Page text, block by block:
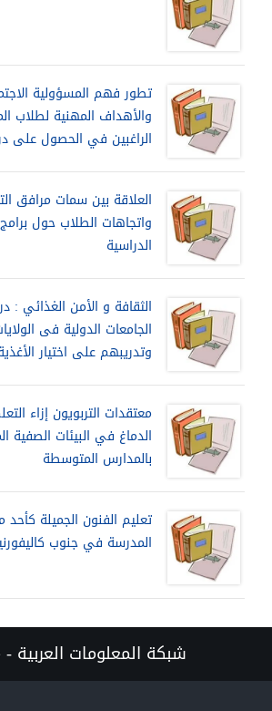
تطور فهم المسؤولية
والأهداف المهنية لطلاب
الراغبين في الحصول على
العلاقة بين سمات مرافق
واتجاهات الطلاب حول برامج
الدراسية
الثقافة و الأمن الغذائي :
الجامعات الدولية فى
وتدريبهم على اختيار
معتقدات التربويون إزاء
الدماغ في البيئات الصفية
بالمدارس المتوسطة
تعليم الفنون الجميلة كأحد
المدرسة في جنوب
شبكة المعلومات العربية